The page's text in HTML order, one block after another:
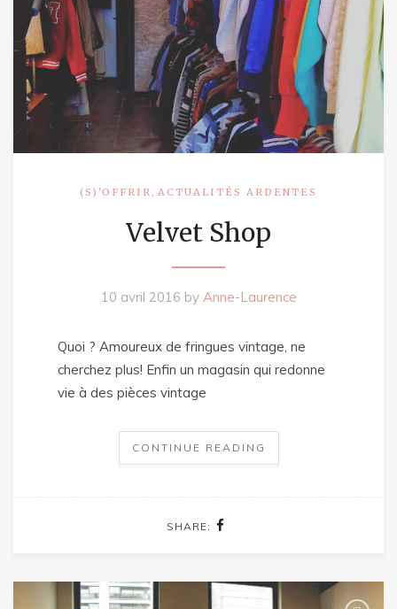
(S)'OFFRIR ACTUALITÉS ARDENTES
Velvet Shop
10 avril 2016 by Anne-Laurence
Quoi ? Amoureux de fringues vintage, ne
cherchez plus! Enfin un magasin qui redonne
vie à des pièces vintage
CONTINUE READING
SHARE: